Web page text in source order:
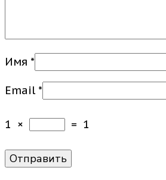
Имя *
Email *
1 × = 1